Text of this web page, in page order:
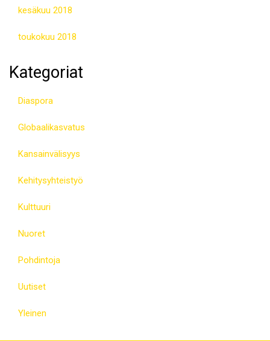
kesäkuu 2018
toukokuu 2018
Kategoriat
Diaspora
Globaalikasvatus
Kansainvälisyys
Kehitysyhteistyö
Kulttuuri
Nuoret
Pohdintoja
Uutiset
Yleinen